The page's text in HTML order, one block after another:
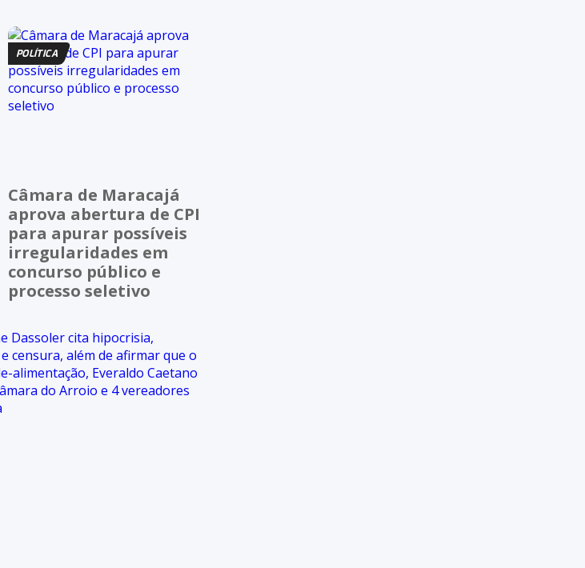
POLÍTICA
Câmara de Maracajá
aprova abertura de CPI
para apurar possíveis
irregularidades em
concurso público e
processo seletivo